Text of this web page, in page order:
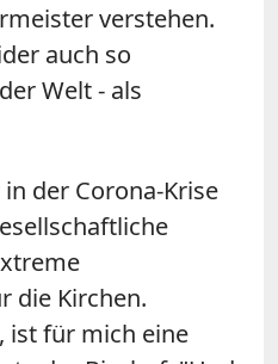
verstehen.
auch so
Welt - als
in der Corona-Krise
die Kirchen.
ist für mich eine